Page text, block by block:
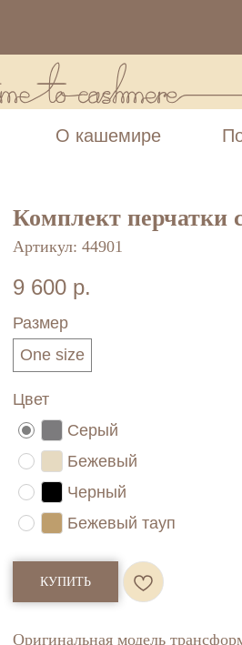
О кашемире
Комплект перчатки
Артикул: 44901
9 600 р.
Размер
One size
Цвет
Серый
Бежевый
Черный
Бежевый тауп
КУПИТЬ
Оригинальная модель